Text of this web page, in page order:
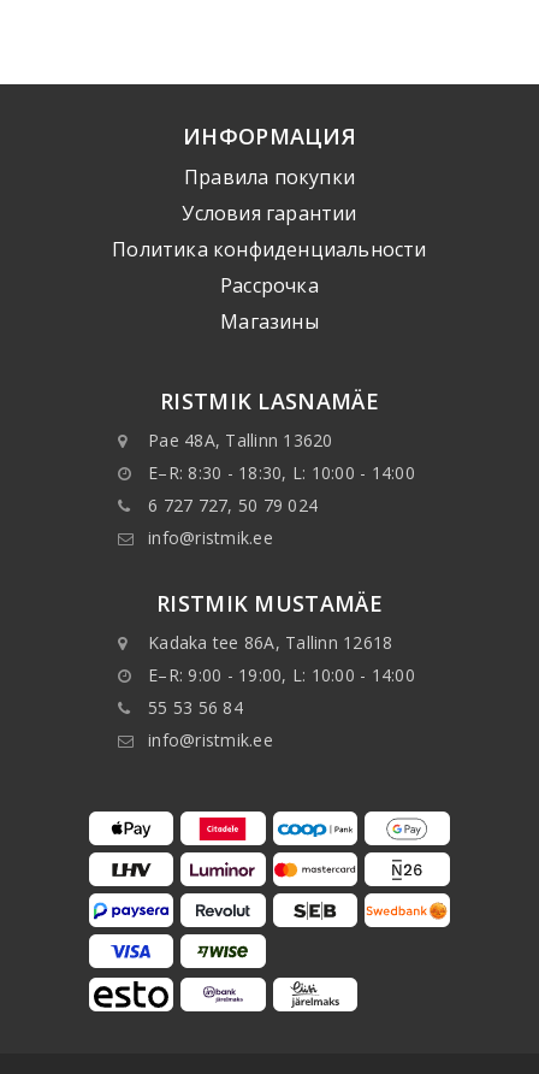
ИНФОРМАЦИЯ
Правила покупки
Условия гарантии
Политика конфиденциальности
Рассрочка
Mагазины
RISTMIK LASNAMÄE
Pae 48A, Tallinn 13620
E–R: 8:30 - 18:30, L: 10:00 - 14:00
6 727 727, 50 79 024
info@ristmik.ee
RISTMIK MUSTAMÄE
Kadaka tee 86A, Tallinn 12618
E–R: 9:00 - 19:00, L: 10:00 - 14:00
55 53 56 84
info@ristmik.ee